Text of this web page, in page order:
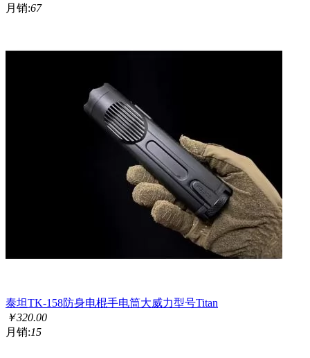
月销:67
泰坦TK-158防身电棍手电筒大威力型号Titan
￥320.00
月销:15